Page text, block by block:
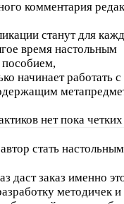
комментария
станут для
время настольным
начинает работать
нет пока четких
стать настольным
даст заказ именно
методичек и